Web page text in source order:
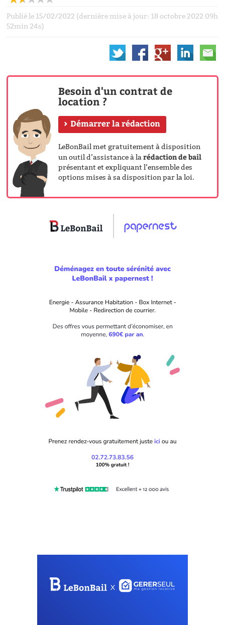
Publié le 15/02/2022 (dernière mise à jour: 18 octobre 2022 09h
52min 24s)
Besoin d'un contrat de
location ?
Démarrer la rédaction
LeBonBail met gratuitement à disposition
un outil d’assistance à larédaction de bail
présentant et expliquant l’ensemble des
options mises à sa disposition par la loi.